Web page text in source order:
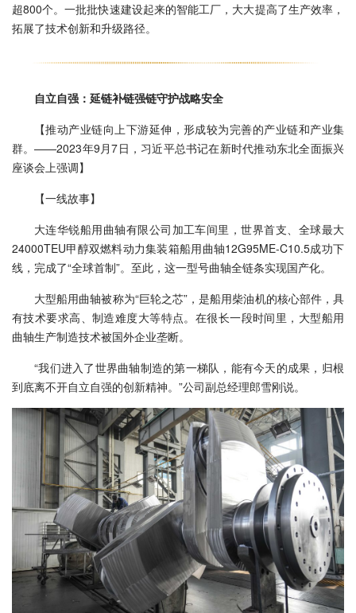
超800个。一批批快速建设起来的智能工厂，大大提高了生产效率，
拓展了技术创新和升级路径。
自立自强：延链补链强链守护战略安全
【推动产业链向上下游延伸，形成较为完善的产业链和产业集
群。——2023年9月7日，习近平总书记在新时代推动东北全面振兴
座谈会上强调】
【一线故事】
大连华锐船用曲轴有限公司加工车间里，世界首支、全球最大
24000TEU甲醇双燃料动力集装箱船用曲轴12G95ME-C10.5成功下
线，完成了“全球首制”。至此，这一型号曲轴全链条实现国产化。
大型船用曲轴被称为“巨轮之芯”，是船用柴油机的核心部件，具
有技术要求高、制造难度大等特点。在很长一段时间里，大型船用
曲轴生产制造技术被国外企业垄断。
“我们进入了世界曲轴制造的第一梯队，能有今天的成果，归根
到底离不开自立自强的创新精神。”公司副总经理郎雪刚说。